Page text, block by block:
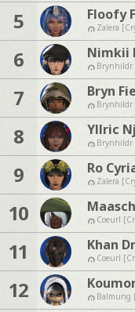
5 Floofy
Zalera
6 Nimkii
Brynhildr
7 Bryn
Brynhildr
8 Yllric
Brynhildr
9 Ro
Zalera
10 Coeurl
11 Khan
Coeurl
12 Balmung